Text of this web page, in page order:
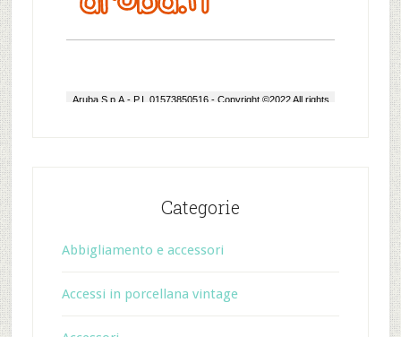
Categorie
Abbigliamento e accessori
Accessi in porcellana vintage